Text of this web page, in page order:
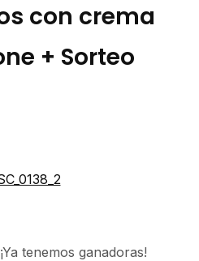
con crema
+ Sorteo
tenemos ganadoras!